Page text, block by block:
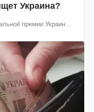
Украина?
премии Украины